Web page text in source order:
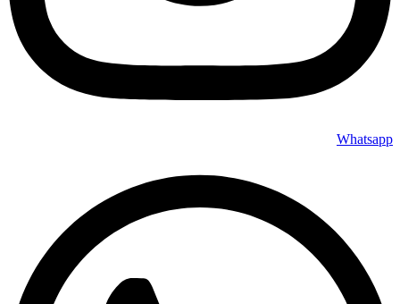
Whatsapp